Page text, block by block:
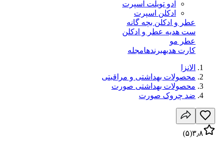
ادو تویلت اسپرت
ادکلن اسپرت
عطر و ادکلن بچه گانه
ست هدیه عطر و ادکلن
عطر مو
کارت هدیهبرندهامجله
الانزا
محصولات بهداشتی و مراقبتی
محصولات بهداشتی صورت
ضد چروک صورت
۳٫۸(۵)